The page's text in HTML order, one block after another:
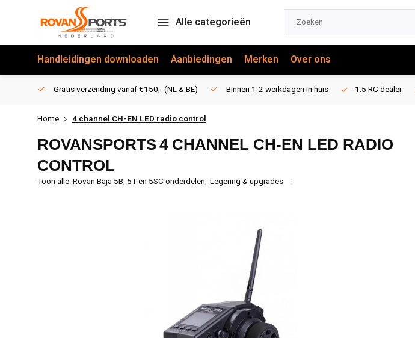
Alle categorieën
Handleidingen downloaden Aanbiedingen Merken Over ons
Gratis verzending vanaf €150,- (NL & BE) Binnen 1-2 werkdagen in huis 1:5 RC dealer
Home 4 channel CH-EN LED radio control
ROVANSPORTS4 CHANNEL CH-EN LED RADIO
CONTROL
Toon alle:Rovan Baja 5B, 5T en 5SC onderdelen, Legering & upgrades